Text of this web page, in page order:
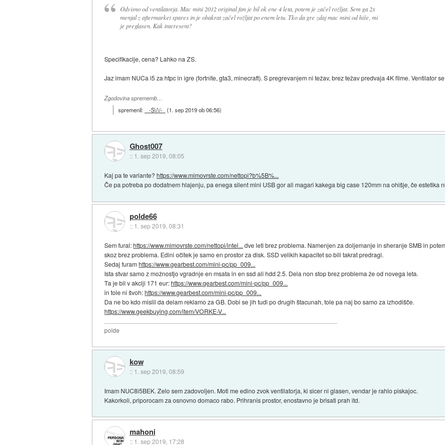
Odvisno od ventilatorja. Mac mini 2012 original fan je bil ok ene 4 leta, potem je začel rožljat. Sem ga 2x
menjal z aftermarket spares in je obakrat začel rožljat po enem letu. Tko da gre zdaj mac mini od hiše, mi
je preglasen. Kak interesent?
Specifikacije, cena? Lahko na ZS.
Jaz imam NUCa i5 za htpc in igre (fortnite, gta3, minecraft). S pregrevanjem ni težav, brez težav predvaja 4K filme. Ventilator
Zgodovina sprememb…
spremenil: -S\/\/- (1. sep 2019 ob 06:56)
Ghost007
:: 1. sep 2019, 08:05
Kaj pa te variante?https://www.mimovrste.com/nettopi?b%5B%...
Če pa potreba po dodatnem hlajenju, pa enega silent mini USB gor ali magari kakega big case 120mm na ohišje, če estetika
polde66
:: 1. sep 2019, 08:31
Sem fural:https://www.mimovrste.com/nettopi/intel... dve leti brez problema. Namenjen za doljemanje in sheranje SMB in
skoz brez problema. Edini očitek je samo en prostor za disk. SSD velikih kapacitet so bili takrat predragi.
Sedaj furamhttps://www.gearbest.com/mini-pc/pp_009...
Ista stvar samo z možnostjo vgradnje en msata in en ssd ali hdd 2.5. Dela non stop brez problema že od novega leta.
Ta je bil v akciji 171 eur:https://www.gearbest.com/mini-pc/pp_009...
in tole ni švoh:https://www.gearbest.com/mini-pc/pp_009...
Da ne bo kdo mislil da delam reklamo za GB. Dobi se jih tudi po drugih štacunah, tole pa naj bo samo za izhodišče.
https://www.geekbuying.com/item/VORKE-V...
polde
kow
:: 1. sep 2019, 08:59
Imam NUC8i5BEK. Zelo sem zadovoljen. Moti me edino zvok ventilatorja, ki sicer ni glasen, vendar je rahlo piskajoc.
Kakorkoli, priporocam za osnovno domaco rabo. Prihranis prostor, enostavno je brisati prah itd.
mahoni
:: 1. sep 2019, 17:28